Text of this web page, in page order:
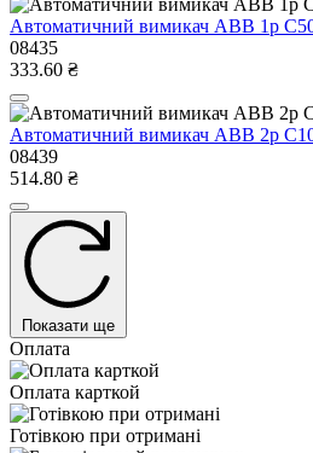
Автоматичний вимикач ABB 1р
08435
333.60 ₴
Автоматичний вимикач ABB 2р
08439
514.80 ₴
Показати ще
Оплата
Оплата карткой
Готівкою при отримані